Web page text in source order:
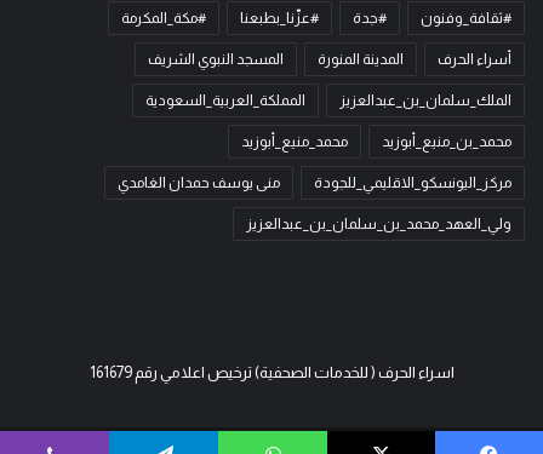
#ثقافة_وفنون #جدة #عزّنا_بطبعنا #مكة_المكرمة
أسراء الحرف المدينة المنورة المسجد النبوي الشريف
الملك_سلمان_بن_عبدالعزيز المملكة_العربية_السعودية
محمد_بن_منيع_أبوزيد محمد_منيع_أبوزيد
مركز_اليونسكو_الاقليمي_للجودة منى يوسف حمدان الغامدي
ولي_العهد_محمد_بن_سلمان_بن_عبدالعزيز
اسراء الحرف ( للخدمات الصحفية) ترخيص اعلامي رقم 161679